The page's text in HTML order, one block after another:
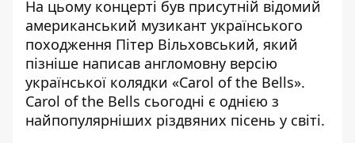
На цьому концерті був присутній відомий
американський музикант українського
походження Пітер Вільховський, який
пізніше написав англомовну версію
української колядки «Carol of the Bells».
Carol of the Bells сьогодні є однією з
найпопулярніших різдвяних пісень у світі.